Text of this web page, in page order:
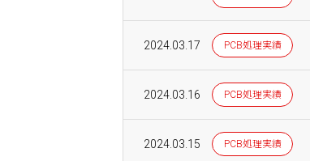
2024.03.17 PCB処理実績
2024.03.16 PCB処理実績
2024.03.15 PCB処理実績